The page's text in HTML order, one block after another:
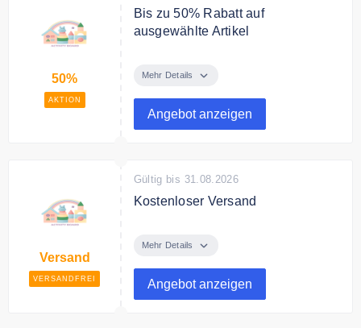
50%
AKTION
Bis zu 50% Rabatt auf
ausgewählte Artikel
ausgewählte Artikel mit bis zu 50%
Mehr Details
Angebot anzeigen
Versand
VERSANDFREI
Gültig bis 31.08.2026
Kostenloser Versand
Kostenfrei.
Mehr Details
Angebot anzeigen